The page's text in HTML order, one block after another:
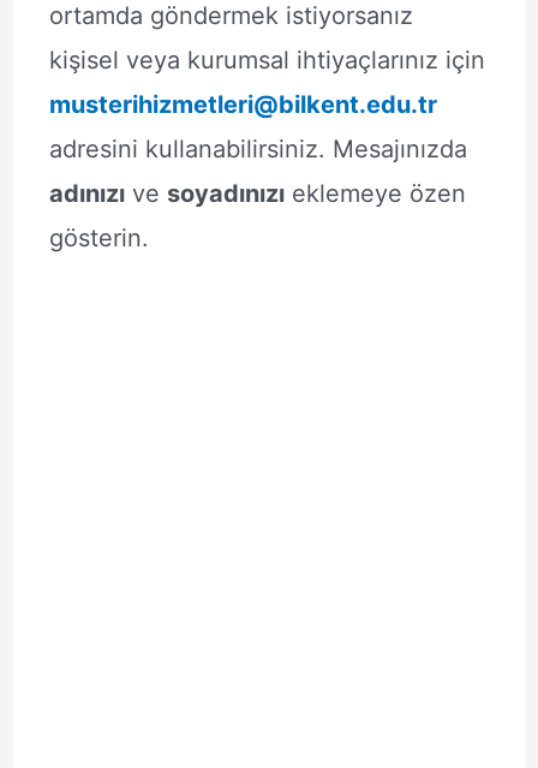
ortamda göndermek istiyorsanız
kişisel veya kurumsal ihtiyaçlarınız için
musterihizmetleri@bilkent.edu.tr
adresini kullanabilirsiniz. Mesajınızda
adınızıve soyadınızıeklemeye özen
gösterin.